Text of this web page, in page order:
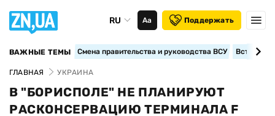
RU Аа Поддержать
ВАЖНЫЕ ТЕМЫ Смена правительства и руководства ВСУ
ГЛАВНАЯ УКРАИНА
В "БОРИСПОЛЕ" НЕ ПЛАНИРУЮТ
РАСКОНСЕРВАЦИЮ ТЕРМИНАЛА F